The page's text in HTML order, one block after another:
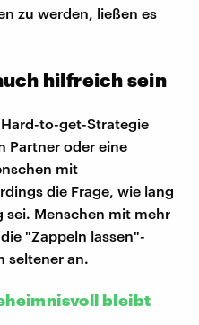
zu werden, ließen es
hilfreich sein
to-get-Strategie
Partner oder eine
mit
die Frage, wie lang
sei. Menschen mit mehr
"Zappeln lassen"-
seltener an.
bleibt